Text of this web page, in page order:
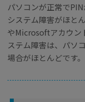
パソコンが正常で
システム障害がほと
やMicrosoftアカウン
ステム障害は、パソ
場合がほとんどです。